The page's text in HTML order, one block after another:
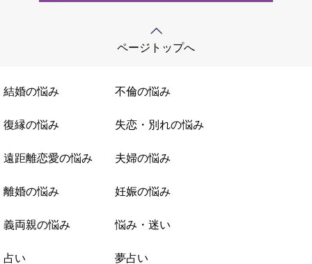
ページトップへ
結婚の悩み 不倫の悩み
復縁の悩み 失恋・別れの悩み
遠距離恋愛の悩み 夫婦の悩み
離婚の悩み 妊娠の悩み
義両親の悩み 悩み・迷い
占い 夢占い